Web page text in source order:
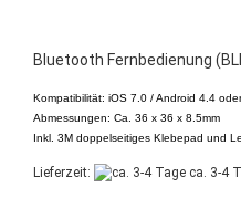
Bluetooth Fernbedienung
Kompatibilität: iOS 7.0 / Android 4.4
Abmessungen: Ca. 36 x 36 x 8.5mm
Inkl. 3M doppelseitiges Klebepad und
Lieferzeit: ca. 3-4